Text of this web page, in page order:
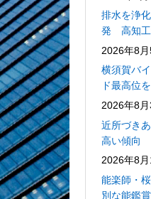
排水を浄
発 高知工
2026年8月
横須賀バ
ド最高位
2026年8月
近所づき
高い傾向
2026年8月
能楽師・
別な能鑑